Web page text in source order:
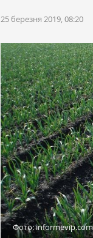
25 березня 2019, 08:20
Фото: